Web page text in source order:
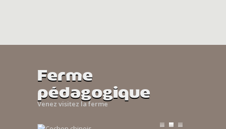
Ferme
pédagogique
Venez visitez la ferme